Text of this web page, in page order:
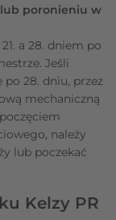
lub poronieniu w
a 28. dniem po
Jeśli
28. dniu, przez
mechaniczną
należy
lub poczekać
Kelzy PR